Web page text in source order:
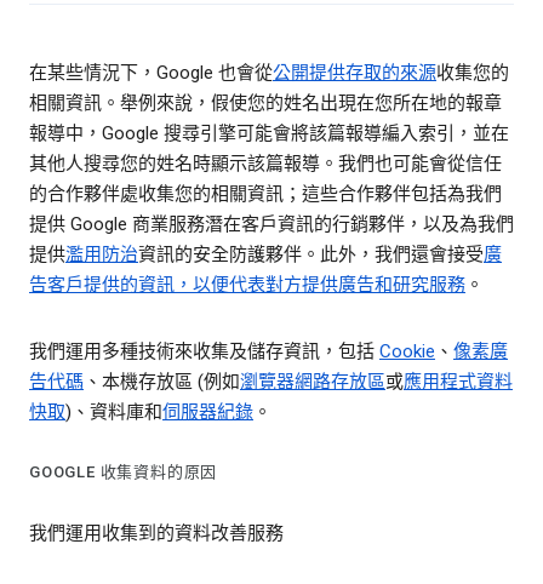
在某些情況下，Google 也會從公開提供存取的來源收集您的
相關資訊。舉例來說，假使您的姓名出現在您所在地的報章
報導中，Google 搜尋引擎可能會將該篇報導編入索引，並在
其他人搜尋您的姓名時顯示該篇報導。我們也可能會從信任
的合作夥伴處收集您的相關資訊；這些合作夥伴包括為我們
提供 Google 商業服務潛在客戶資訊的行銷夥伴，以及為我們
提供濫用防治資訊的安全防護夥伴。此外，我們還會接受廣
告客戶提供的資訊，以便代表對方提供廣告和研究服務 。
我們運用多種技術來收集及儲存資訊，包括 Cookie 、 像素廣
告代碼 、本機存放區 (例如瀏覽器網路存放區或應用程式資料
快取)、資料庫和伺服器紀錄 。
GOOGLE 收集資料的原因
我們運用收集到的資料改善服務